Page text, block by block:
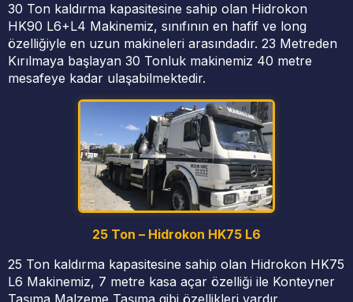
30 Ton kaldırma kapasitesine sahip olan Hidrokon
HK90 L6+L4 Makinemiz, sınıfının en hafif ve long
özelliğiyle en uzun makineleri arasındadır. 23 Metreden
Kırılmaya başlayan 30 Tonluk makinemiz 40 metre
mesafeye kadar ulaşabilmektedir.
25 Ton – Hidrokon HK75 L6
25 Ton kaldırma kapasitesine sahip olan Hidrokon HK75
L6 Makinemiz, 7 metre kasa açar özelliği ile Konteyner
Taşıma Malzeme Taşıma gibi özellikleri vardır.